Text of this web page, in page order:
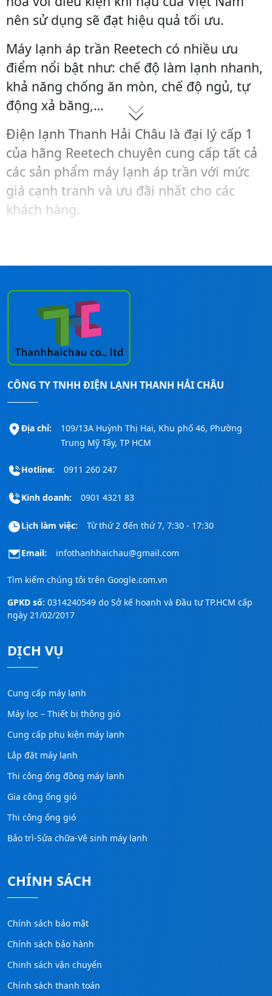
nên sử dụng sẽ đạt hiệu quả tối ưu.
Máy lạnh áp trần Reetech có nhiều ưu
điểm nổi bật như: chế độ làm lạnh nhanh,
khả năng chống ăn mòn, chế độ ngủ, tự
động xả băng,…
Điện lạnh Thanh Hải Châu là đại lý cấp 1
của hãng Reetech chuyên cung cấp tất cả
các sản phẩm máy lạnh áp trần với mức
giá cạnh tranh và ưu đãi nhất cho các
khách hàng.
trình nhanh nhất!
CÔNG TY TNHH ĐIỆN LẠNH THANH HẢI CHÂU
Địa chỉ:
109/13A Huỳnh Thị Hai, Khu phố 46, Phường
Trung Mỹ Tây, TP HCM
Hotline: 0911 260 247
Kinh doanh: 0901 4321 83
Lịch làm việc: Từ thứ 2 đến thứ 7, 7:30 - 17:30
Email: infothanhhaichau@gmail.com
Tìm kiếm chúng tôi trên Google.com.vn
GPKD số: 0314240549 do Sở kế hoạnh và Đầu tư TP.HCM cấp
ngày 21/02/2017
DỊCH VỤ
Cung cấp máy lạnh
Máy lọc – Thiết bị thông gió
Cung cấp phụ kiện máy lạnh
Lắp đặt máy lạnh
Thi công ống đồng máy lạnh
Gia công ống gió
Thi công ống gió
Bảo trì-Sửa chữa-Vệ sinh máy lạnh
CHÍNH SÁCH
Chính sách bảo mật
Chính sách bảo hành
Chinh sách vận chuyển
Chính sách thanh toán